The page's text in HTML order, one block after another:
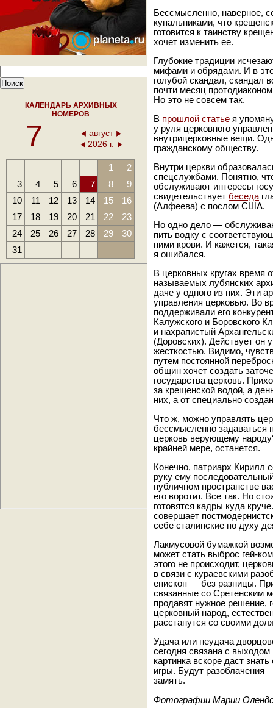
КАЛЕНДАРЬ АРХИВНЫХ
НОМЕРОВ
7
август
2026 г.
1
2
3
4 5 6 7 8
9
10
11 12 13 14 15
16
17
18 19 20 21 22
23
24
25 26 27 28 29
30
31
Бессмысленно, наверное,
купальниками, что
готовится к таинству
хочет изменить ее.
Глубокие традиции
мифами и обрядами. И в
голубой скандал, скандал
почти месяц
Но это не совсем так.
В прошлой статье я
у руля церковного
внутрицерковные вещи.
гражданскому обществу.
Внутри церкви
спецслужбами. Понятно,
обслуживают интересы
свидетельствует беседа
(Алфеева) с послом США.
Но одно дело —
пить водку с
ними крови. И кажется,
я ошибался.
В церковных кругах время
называемых лубянских
даче у одного из них. Эти
управления церковью. Во
поддерживали его
Калужского и Боровского
и нахрапистый
(Доровских). Действует он
жесткостью. Видимо,
путем постоянной
общин хочет создать
государства церковь.
за крещенской водой, а
них, а от специально
Что ж, можно управлять
бессмысленно задаваться
церковь верующему
крайней мере, останется.
Конечно, патриарх Кирилл
руку ему
публичном пространстве
его воротит. Все так. Но
готовятся кадры куда
совершает
себе сталинские по духу
Лакмусовой бумажкой
может стать выброс гей-
этого не происходит,
в связи с кураевскими
епископ — без разницы.
связанные со Сретенским
продавят нужное решение,
церковный народ,
расстанутся со своими
Удача или неудача
сегодня связана с выходом
картинка вскоре даст
игры. Будут
замять.
Фотографии Марии